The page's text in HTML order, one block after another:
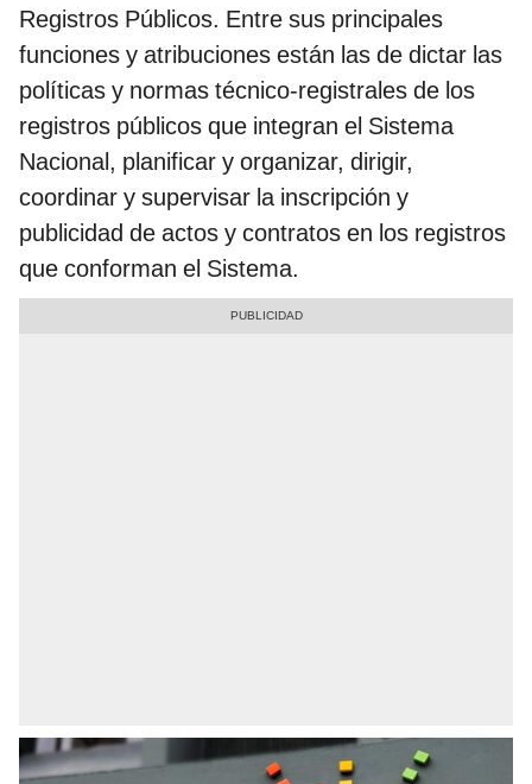
Registros Públicos. Entre sus principales
funciones y atribuciones están las de dictar las
políticas y normas técnico-registrales de los
registros públicos que integran el Sistema
Nacional, planificar y organizar, dirigir,
coordinar y supervisar la inscripción y
publicidad de actos y contratos en los registros
que conforman el Sistema.